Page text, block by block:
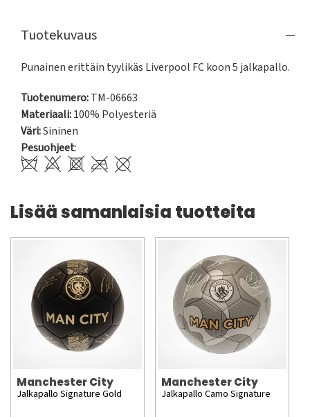
Tuotekuvaus
Punainen erittäin tyylikäs Liverpool FC koon 5 jalkapallo.
Tuotenumero:TM-06663
Materiaali:100% Polyesteriä
Väri:Sininen
Pesuohjeet:
Lisää samanlaisia tuotteita
Manchester City
Jalkapallo Signature Gold
Manchester City
Jalkapallo Camo Signature